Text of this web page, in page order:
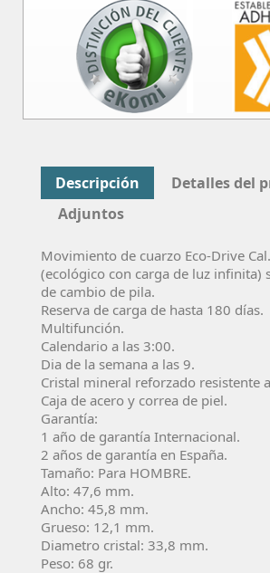
Descripción
Detalles del
Adjuntos
Movimiento de cuarzo Eco-Drive
(ecológico con carga de luz infinita)
de cambio de pila.
Reserva de carga de hasta 180 días.
Multifunción.
Calendario a las 3:00.
Dia de la semana a las 9.
Cristal mineral reforzado resistente
Caja de acero y correa de piel.
Garantí­a:
1 año de garantía Internacional.
2 años de garantí­a en España.
Tamaño: Para HOMBRE.
Alto: 47,6 mm.
Ancho: 45,8 mm.
Grueso: 12,1 mm.
Diametro cristal: 33,8 mm.
Peso: 68 gr.